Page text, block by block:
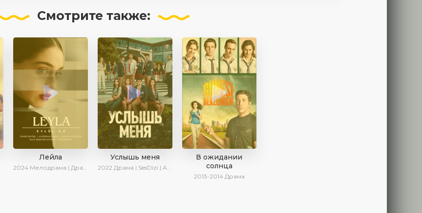
Смотрите также:
Лейла
2024 Мелодрама | Драма | Ирина Котова | AveTurk | AlisaDirilis | Сериалы 2024
Услышь меня
2022 Драма | SesDizi | AveTurk | Turok1990
В ожидании
солнца
2013-2014 Драма